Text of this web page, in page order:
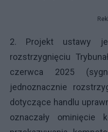
2. Projekt ustawy
rozstrzygnięciu
czerwca 2025
jednoznacznie
dotyczące handlu
oznaczały ominięcie